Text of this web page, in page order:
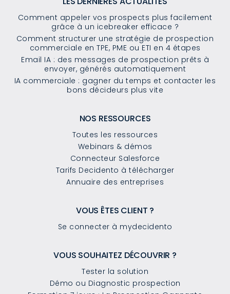
Comment appeler vos prospects plus facilement
grâce à un icebreaker efficace ?
Comment structurer une stratégie de prospection
commerciale en TPE, PME ou ETI en 4 étapes
Email IA : des messages de prospection prêts à
envoyer, générés automatiquement
IA commerciale : gagner du temps et contacter les
bons décideurs plus vite
NOS RESSOURCES
Toutes les ressources
Webinars & démos
Connecteur Salesforce
Tarifs Decidento à télécharger
Annuaire des entreprises
VOUS ÊTES CLIENT ?
Se connecter à mydecidento
VOUS SOUHAITEZ DÉCOUVRIR ?
Tester la solution
Démo ou Diagnostic prospection